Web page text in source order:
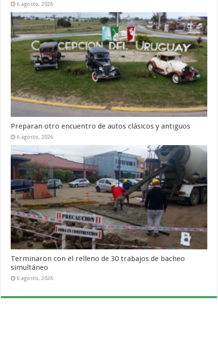
6 agosto, 2026
Preparan otro encuentro de autos clásicos y antiguos
6 agosto, 2026
Terminaron con el relleno de 30 trabajos de bacheo
simultáneo
6 agosto, 2026